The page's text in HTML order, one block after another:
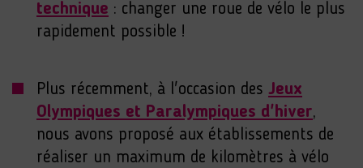
technique : changer une roue de vélo le plus
rapidement possible !
Plus récemment, à l'occasion des Jeux
Olympiques et Paralympiques d'hiver,
nous avons proposé aux établissements de
réaliser un maximum de kilomètres à vélo